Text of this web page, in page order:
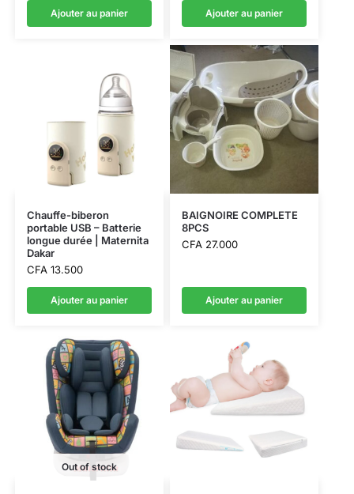
Ajouter au panier Ajouter au panier
Chauffe-biberon
portable USB – Batterie
longue durée | Maternita
Dakar
CFA13.500
Ajouter au panier
BAIGNOIRE COMPLETE
8PCS
CFA27.000
Ajouter au panier
Out of stock